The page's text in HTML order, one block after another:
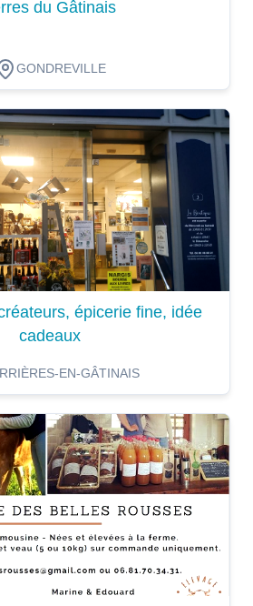
du Gâtinais
GONDREVILLE
épicerie fine, idée
cadeaux
EN-GÂTINAIS